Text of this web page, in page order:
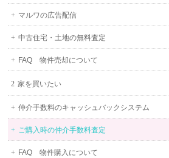
マルワの広告配信
中古住宅・土地の無料査定
FAQ 物件売却について
家を買いたい
仲介手数料のキャッシュバックシステム
ご購入時の仲介手数料査定
FAQ 物件購入について